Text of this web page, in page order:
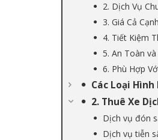
2. Dịch Vụ
3. Giá Cả
4. Tiết Kiệm
5. An Toàn
6. Phù Hợp
Các Loại
2. Thuê Xe
Dịch vụ đón
Dịch vụ tiễn